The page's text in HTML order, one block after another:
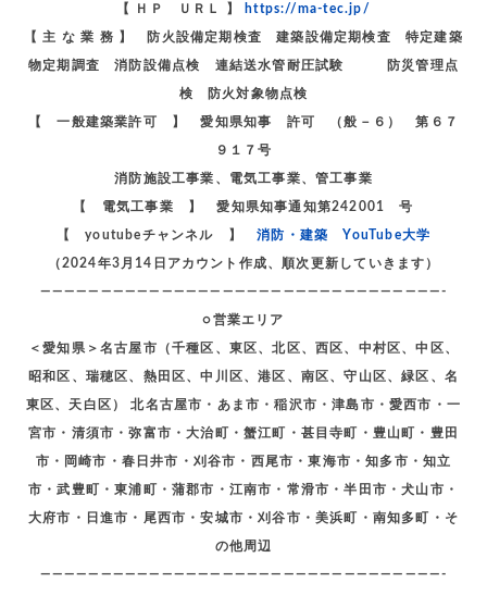
【 ＨＰ ＵＲＬ 】 https://ma-tec.jp/
【 主 な 業 務 】 防火設備定期検査 建築設備定期検査 特定建築
物定期調査 消防設備点検 連結送水管耐圧試験 防災管理点
検 防火対象物点検
【 一般建築業許可 】 愛知県知事 許可 （般－６） 第６７
９１７号
消防施設工事業、電気工事業、管工事業
【 電気工事業 】 愛知県知事通知第242001 号
【 youtubeチャンネル 】消防・建築 YouTube大学
（2024年3月14日アカウント作成、順次更新していきます）
—————————————————————————————————-
○営業エリア
＜愛知県＞名古屋市（千種区、東区、北区、西区、中村区、中区、
昭和区、瑞穂区、熱田区、中川区、港区、南区、守山区、緑区、名
東区、天白区） 北名古屋市・あま市・稲沢市・津島市・愛西市・一
宮市・清須市・弥富市・大治町・蟹江町・甚目寺町・豊山町・豊田
市・岡崎市・春日井市・刈谷市・西尾市・東海市・知多市・知立
市・武豊町・東浦町・蒲郡市・江南市・常滑市・半田市・犬山市・
大府市・日進市・尾西市・安城市・刈谷市・美浜町・南知多町・そ
の他周辺
—————————————————————————————————-